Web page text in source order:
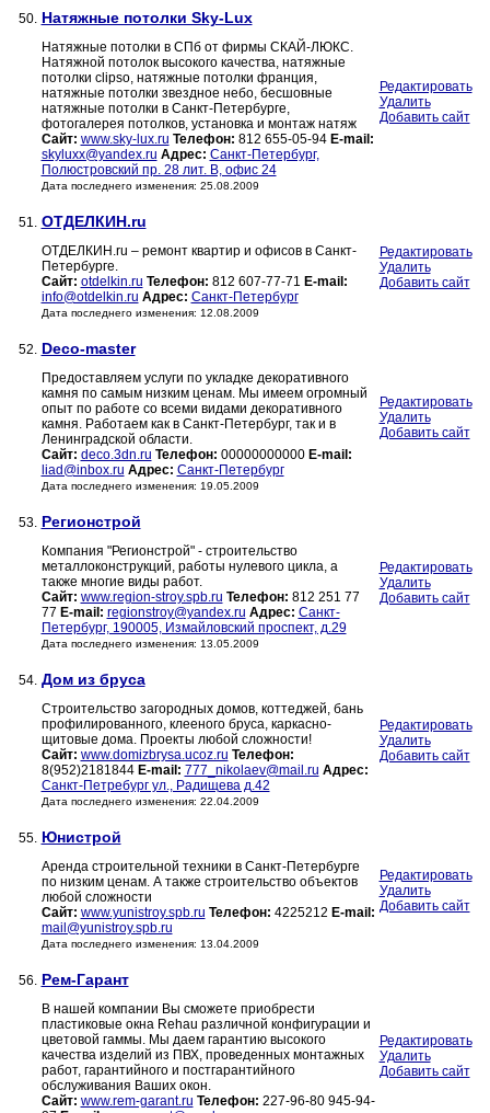
50. Натяжные потолки Sky-Lux
Натяжные потолки в СПб от фирмы СКАЙ-ЛЮКС.
Натяжной потолок высокого качества, натяжные
потолки clipso, натяжные потолки франция,
натяжные потолки звездное небо, бесшовные
натяжные потолки в Санкт-Петербурге,
фотогалерея потолков, установка и монтаж натяж
Сайт: www.sky-lux.ru Телефон: 812 655-05-94 E-mail:
skyluxx@yandex.ru Адрес: Санкт-Петербург,
Полюстровский пр. 28 лит. В, офис 24
Дата последнего изменения: 25.08.2009
Редактировать
Удалить
Добавить сайт
51. ОТДЕЛКИН.ru
ОТДЕЛКИН.ru – ремонт квартир и офисов в Санкт-
Петербурге.
Сайт: otdelkin.ru Телефон: 812 607-77-71 E-mail:
info@otdelkin.ru Адрес: Санкт-Петербург
Дата последнего изменения: 12.08.2009
Редактировать
Удалить
Добавить сайт
52. Deco-master
Предоставляем услуги по укладке декоративного
камня по самым низким ценам. Мы имеем огромный
опыт по работе со всеми видами декоративного
камня. Работаем как в Санкт-Петербург, так и в
Ленинградской области.
Сайт: deco.3dn.ru Телефон: 00000000000 E-mail:
liad@inbox.ru Адрес: Санкт-Петербург
Дата последнего изменения: 19.05.2009
Редактировать
Удалить
Добавить сайт
53. Регионстрой
Компания "Регионстрой" - строительство
металлоконструкций, работы нулевого цикла, а
также многие виды работ.
Сайт: www.region-stroy.spb.ru Телефон: 812 251 77
77 E-mail: regionstroy@yandex.ru Адрес: Санкт-
Петербург, 190005, Измайловский проспект, д.29
Дата последнего изменения: 13.05.2009
Редактировать
Удалить
Добавить сайт
54. Дом из бруса
Строительство загородных домов, коттеджей, бань
профилированного, клееного бруса, каркасно-
щитовые дома. Проекты любой сложности!
Сайт: www.domizbrysa.ucoz.ru Телефон:
8(952)2181844 E-mail: 777_nikolaev@mail.ru Адрес:
Санкт-Петребург ул., Радищева д.42
Дата последнего изменения: 22.04.2009
Редактировать
Удалить
Добавить сайт
55. Юнистрой
Аренда строительной техники в Санкт-Петербурге
по низким ценам. А также строительство объектов
любой сложности
Сайт: www.yunistroy.spb.ru Телефон: 4225212 E-mail:
mail@yunistroy.spb.ru
Дата последнего изменения: 13.04.2009
Редактировать
Удалить
Добавить сайт
56. Рем-Гарант
В нашей компании Вы сможете приобрести
пластиковые окна Rehau различной конфигурации и
цветовой гаммы. Мы даем гарантию высокого
качества изделий из ПВХ, проведенных монтажных
работ, гарантийного и постгарантийного
обслуживания Ваших окон.
Сайт: www.rem-garant.ru Телефон: 227-96-80 945-94-
Редактировать
Удалить
Добавить сайт